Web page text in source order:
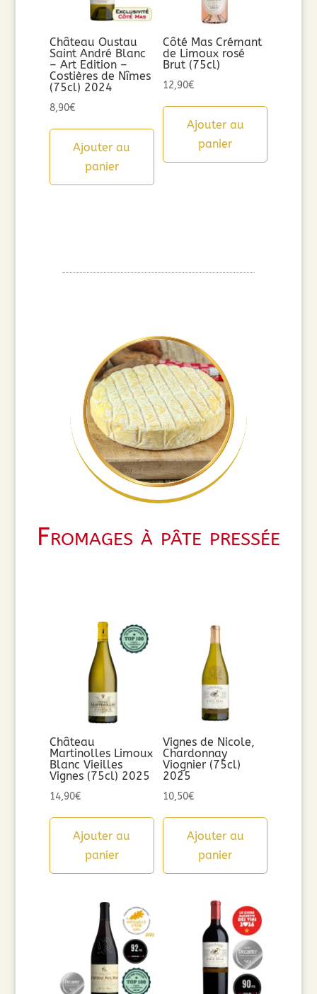
Château Oustau
Saint André Blanc
– Art Edition –
Costières de Nîmes
(75cl) 2024
8,90€
Ajouter au
panier
Côté Mas Crémant
de Limoux rosé
Brut (75cl)
12,90€
Ajouter au
panier
Fromages à pâte pressée
Château
Martinolles Limoux
Blanc Vieilles
Vignes (75cl) 2025
14,90€
Ajouter au
panier
Vignes de Nicole,
Chardonnay
Viognier (75cl)
2025
10,50€
Ajouter au
panier